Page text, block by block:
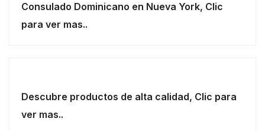
Consulado Dominicano en Nueva York, Clic
para ver mas..
Descubre productos de alta calidad, Clic para
ver mas..